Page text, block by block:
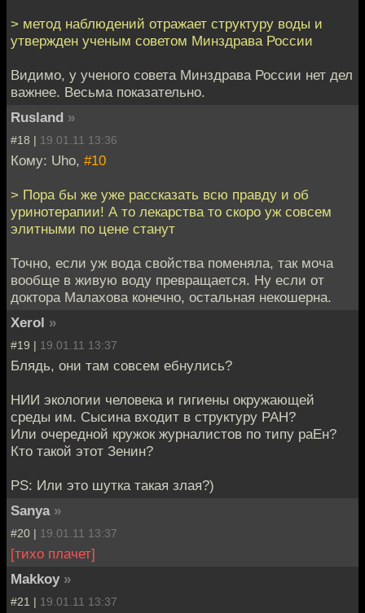
> метод наблюдений отражает структуру воды и
утвержден ученым советом Минздрава России
Видимо, у ученого совета Минздрава России нет дел
важнее. Весьма показательно.
Rusland »
#18 | 19.01.11 13:36
Кому: Uho, #10
> Пора бы же уже рассказать всю правду и об
уринотерапии! А то лекарства то скоро уж совсем
элитными по цене станут
Точно, если уж вода свойства поменяла, так моча
вообще в живую воду превращается. Ну если от
доктора Малахова конечно, остальная некошерна.
Xerol »
#19 | 19.01.11 13:37
Блядь, они там совсем ебнулись?
НИИ экологии человека и гигиены окружающей
среды им. Сысина входит в структуру РАН?
Или очередной кружок журналистов по типу раЕн?
Кто такой этот Зенин?
PS: Или это шутка такая злая?)
Sanya »
#20 | 19.01.11 13:37
[тихо плачет]
Makkoy »
#21 | 19.01.11 13:37